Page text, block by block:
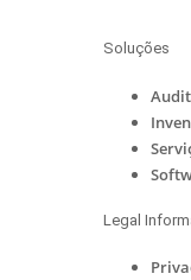
Soluções
Legal